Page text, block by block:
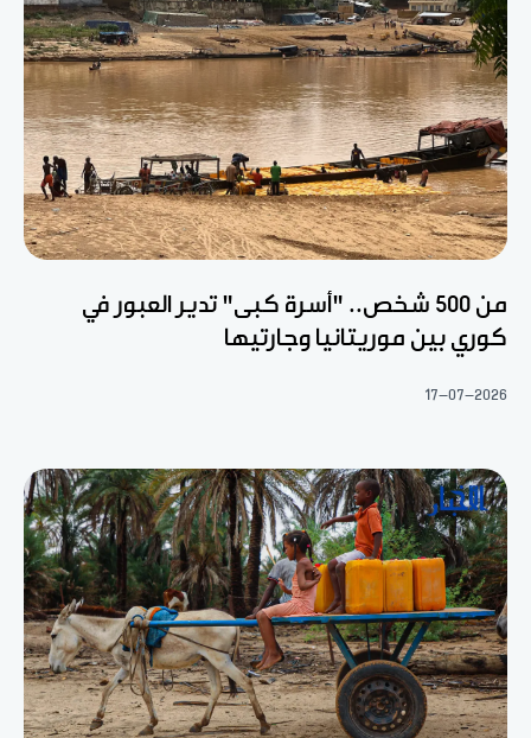
من 500 شخص.. "أسرة كبى" تدير العبور في
كوري بين موريتانيا وجارتيها
17-07-2026